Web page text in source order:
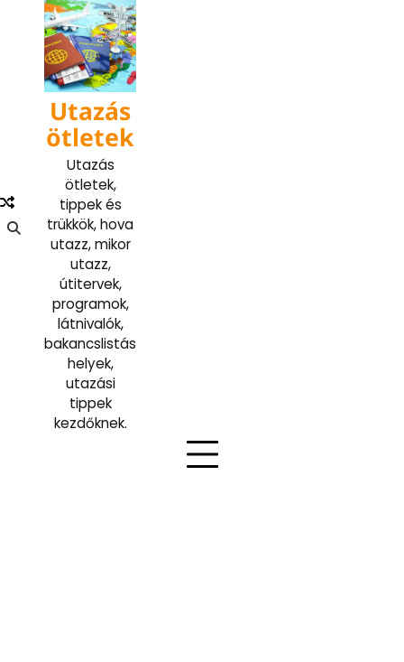
content
Utazás
ötletek
Utazás
ötletek,
tippek és
trükkök, hova
utazz, mikor
utazz,
útitervek,
programok,
látnivalók,
bakancslistás
helyek,
utazási
tippek
kezdőknek.